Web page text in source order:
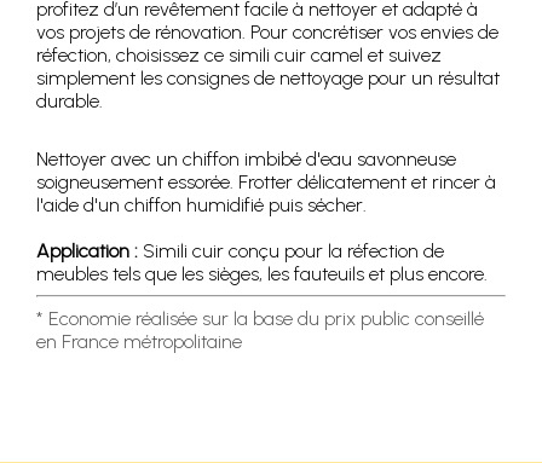
profitez d’un revêtement facile à nettoyer et adapté à
vos projets de rénovation. Pour concrétiser vos envies de
réfection, choisissez ce simili cuir camel et suivez
simplement les consignes de nettoyage pour un résultat
durable.
Nettoyer avec un chiffon imbibé d'eau savonneuse
soigneusement essorée. Frotter délicatement et rincer à
l'aide d'un chiffon humidifié puis sécher.
Application : Simili cuir conçu pour la réfection de
meubles tels que les sièges, les fauteuils et plus encore.
* Economie réalisée sur la base du prix public conseillé
en France métropolitaine